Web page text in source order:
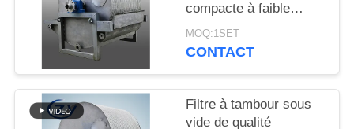
compacte à faible
consommation
d'énergie et en acier
l'amidon
MOQ:1SET
CONTACT
Filtre à tambour sous
vide de qualité